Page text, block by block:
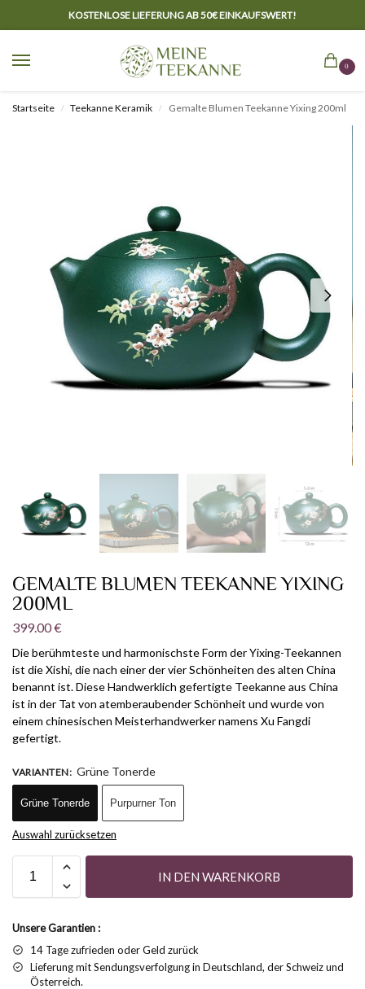
KOSTENLOSE LIEFERUNG AB 50€ EINKAUFSWERT!
0
Startseite / Teekanne Keramik / Gemalte Blumen Teekanne Yixing 200ml
GEMALTE BLUMEN TEEKANNE YIXING
200ML
399.00€
Die berühmteste und harmonischste Form der Yixing-Teekannen
ist die Xishi, die nach einer der vier Schönheiten des alten China
benannt ist. Diese Handwerklich gefertigte Teekanne aus China
ist in der Tat von atemberaubender Schönheit und wurde von
einem chinesischen Meisterhandwerker namens Xu Fangdi
gefertigt.
VARIANTEN: Grüne Tonerde
Grüne Tonerde Purpurner Ton
Auswahl zurücksetzen
IN DEN WARENKORB
Unsere Garantien :
14 Tage zufrieden oder Geld zurück
Lieferung mit Sendungsverfolgung in Deutschland, der Schweiz und
Österreich.